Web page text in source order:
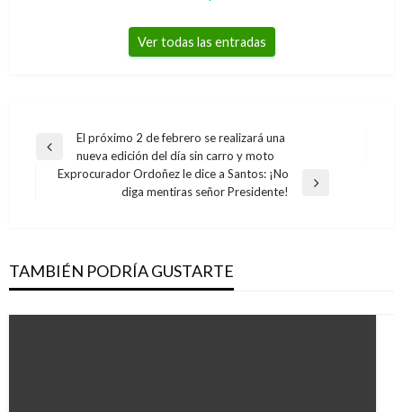
Ver todas las entradas
Navegación
Entrada
anterior
El próximo 2 de febrero se realizará una
nueva edición del día sin carro y moto
Exprocurador Ordoñez le dice a Santos: ¡No
diga mentiras señor Presidente!
TAMBIÉN PODRÍA GUSTARTE